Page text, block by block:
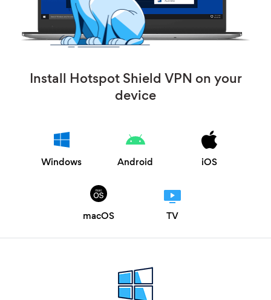
Install Hotspot Shield VPN on your
device
Windows Android iOS
macOS TV